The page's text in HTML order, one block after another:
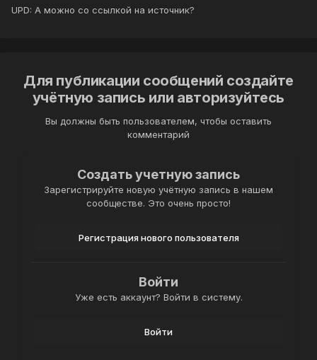
UPD: А можно со ссылкой на источник?
Для публикации сообщений создайте
учётную запись или авторизуйтесь
Вы должны быть пользователем, чтобы оставить
комментарий
Создать учетную запись
Зарегистрируйте новую учётную запись в нашем
сообществе. Это очень просто!
Регистрация нового пользователя
Войти
Уже есть аккаунт? Войти в систему.
Войти